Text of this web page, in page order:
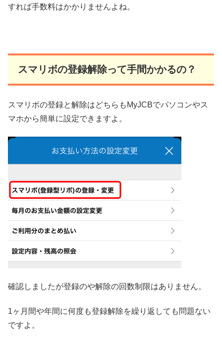
すれば手数料はかかりませんよね。
スマリボの登録解除って手間かかるの？
スマリボの登録と解除はどちらもMyJCBでパソコンやス
マホから簡単に設定できますよ。
確認しましたが登録のや解除の回数制限はありません。
1ヶ月間や年間に何度も登録解除を繰り返しても問題ない
ですよ。